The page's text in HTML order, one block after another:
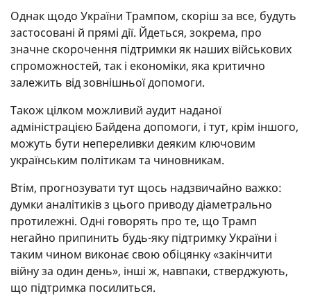
Однак щодо України Трампом, скоріш за все, будуть
застосовані й прямі дії. Йдеться, зокрема, про
значне скорочення підтримки як наших військових
спроможностей, так і економіки, яка критично
залежить від зовнішньої допомоги.
Також цілком можливий аудит наданої
адміністрацією Байдена допомоги, і тут, крім іншого,
можуть бути непереливки деяким ключовим
українським політикам та чиновникам.
Втім, прогнозувати тут щось надзвичайно важко:
думки аналітиків з цього приводу діаметрально
протилежні. Одні говорять про те, що Трамп
негайно припинить будь-яку підтримку України і
таким чином виконає свою обіцянку «закінчити
війну за один день», інші ж, навпаки, стверджують,
що підтримка посилиться.